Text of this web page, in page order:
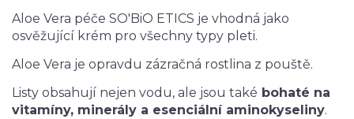
Aloe Vera péče SO'BiO ETICS je vhodná jako
osvěžující krém pro všechny typy pleti.
Aloe Vera je opravdu zázračná rostlina z pouště.
Listy obsahují nejen vodu, ale jsou také bohaté na
vitamíny, minerály a esenciální aminokyseliny.